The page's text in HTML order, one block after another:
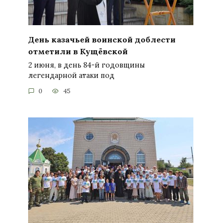
День казачьей воинской доблести
отметили в Кущёвской
2 июня, в день 84-й годовщины
легендарной атаки под
0 45